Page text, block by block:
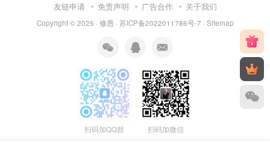
友链申请 免责声明 广告合作 关于我们
Copyright © 2025 · 修愚 · 苏ICP备2022011786号-7 · Sitemap
扫码加QQ群 扫码加微信